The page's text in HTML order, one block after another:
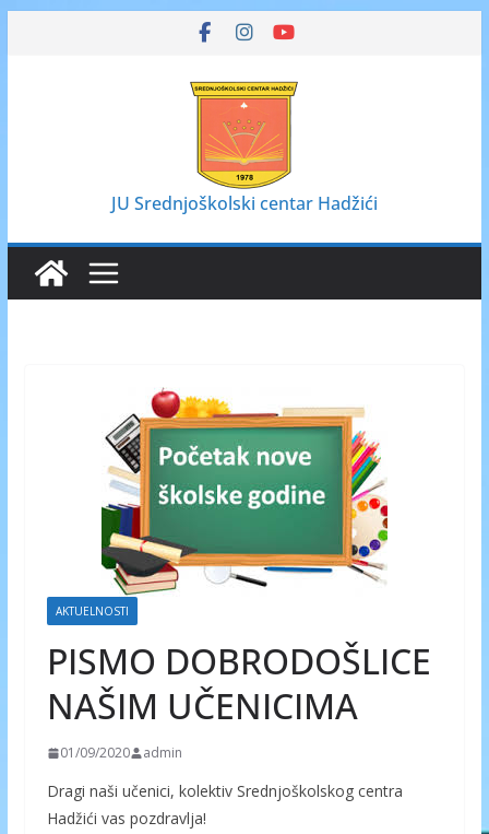
JU Srednjoškolski centar Hadžići
AKTUELNOSTI
PISMO DOBRODOŠLICE
NAŠIM UČENICIMA
01/09/2020 admin
Dragi naši učenici, kolektiv Srednjoškolskog centra
Hadžići vas pozdravlja!